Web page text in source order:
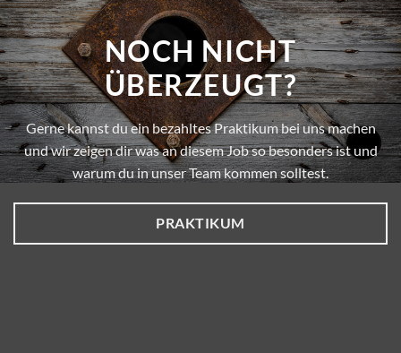
NOCH NICHT
ÜBERZEUGT?
Gerne kannst du ein bezahltes Praktikum bei uns machen
und wir zeigen dir was an diesem Job so besonders ist und
warum du in unser Team kommen solltest.
PRAKTIKUM